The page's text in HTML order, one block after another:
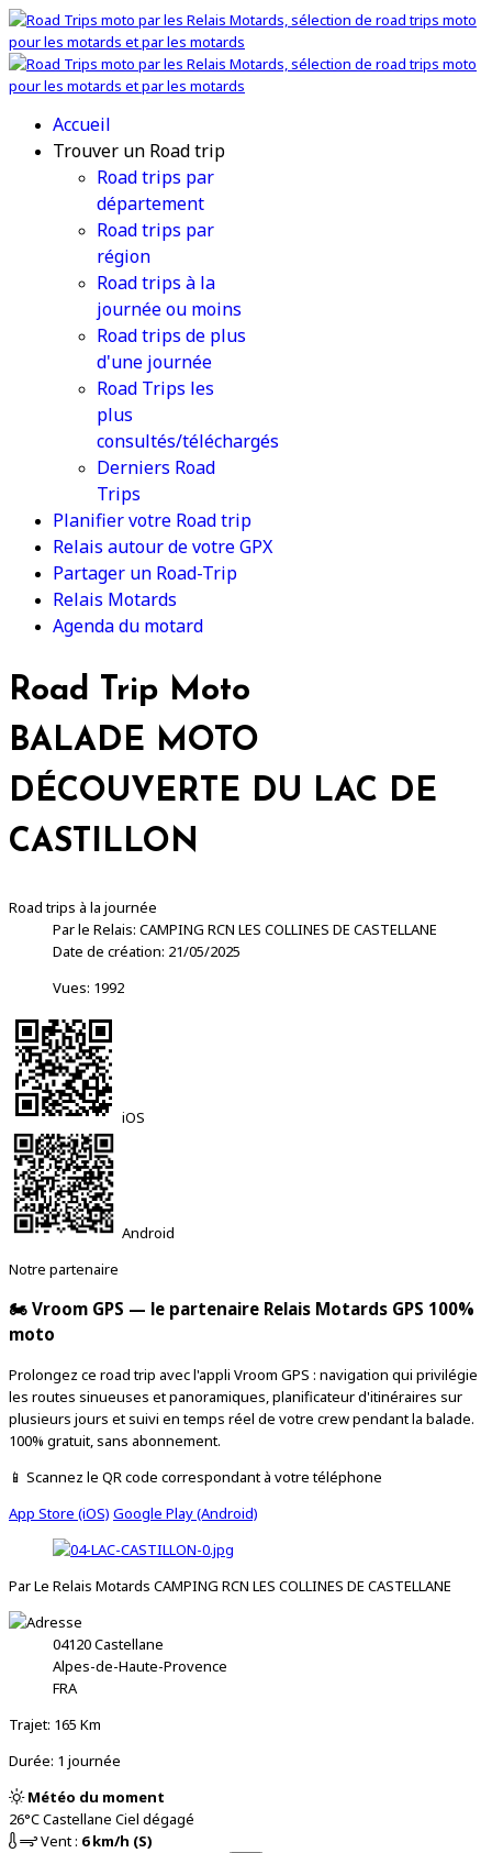
Accueil
Trouver un Road trip
Road trips par
département
Road trips par
région
Road trips à la
journée ou moins
Road trips de plus
d'une journée
Road Trips les
plus
consultés/téléchargés
Derniers Road
Trips
Planifier votre Road trip
Relais autour de votre GPX
Partager un Road-Trip
Relais Motards
Agenda du motard
Road Trip Moto
BALADE MOTO
DÉCOUVERTE DU LAC DE
CASTILLON
Road trips à la journée
Par le Relais: CAMPING RCN LES COLLINES DE CASTELLANE
Date de création: 21/05/2025
Vues: 1992
iOS
Android
Notre partenaire
🏍️ Vroom GPS — le partenaire Relais Motards GPS 100%
moto
Prolongez ce road trip avec l'appli Vroom GPS : navigation qui privilégie
les routes sinueuses et panoramiques, planificateur d'itinéraires sur
plusieurs jours et suivi en temps réel de votre crew pendant la balade.
100% gratuit, sans abonnement.
📱 Scannez le QR code correspondant à votre téléphone
App Store (iOS) Google Play (Android)
Par Le Relais Motards CAMPING RCN LES COLLINES DE CASTELLANE
04120Castellane
Alpes-de-Haute-Provence
FRA
Trajet: 165 Km
Durée: 1 journée
Météo du moment
26°CCastellane Ciel dégagé
Vent : 6 km/h (S)